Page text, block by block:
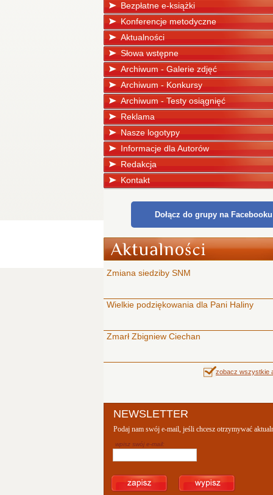
Bezpłatne e-książki
Konferencje metodyczne
Aktualności
Słowa wstępne
Archiwum - Galerie zdjęć
Archiwum - Konkursy
Archiwum - Testy osiągnięć
Reklama
Nasze logotypy
Informacje dla Autorów
Redakcja
Kontakt
Dołącz do grupy na Facebooku
Zmiana siedziby SNM
Wielkie podziękowania dla Pani Haliny
Zmarł Zbigniew Ciechan
zobacz wszystkie
NEWSLETTER
Podaj nam swój e-mail, jeśli chcesz otrzymywać
wpisz swój e-mail: